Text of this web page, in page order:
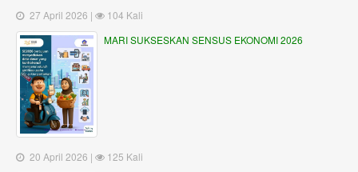
27 April 2026 |
104 Kali
MARI SUKSESKAN SENSUS EKONOMI 2026
20 April 2026 |
125 Kali